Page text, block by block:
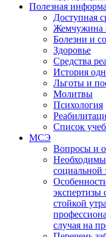
Полезная
Доступная
Жемчужина
Болезни и
Здоровье
Средства
История
Льготы и
Молитвы
Психология
Список
МСЭ
Вопросы и
социальной
экспертизы
стойкой
случая на